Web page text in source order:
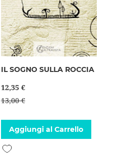
IL SOGNO SULLA ROCCIA
12,35 €
13,00 €
Aggiungi al Carrello
Aggiungi alla lista desideri